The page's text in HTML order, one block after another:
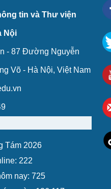
tin và Thư viện
Nội
- 87 Đường Nguyễn
Võ - Hà Nội, Việt Nam
Tám 2026
222
nay: 725